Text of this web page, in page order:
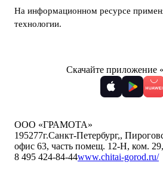
На информационном ресурсе
технологии.
Скачайте приложение
ООО «ГРАМОТА»
195277г.Санкт-Петербург,,
офис 63, часть помещ. 12-Н, ком. 29,
8 495 424-84-44www.chitai-gorod.ru/